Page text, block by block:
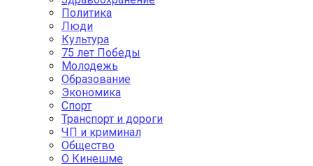
Политика
Люди
Культура
75 лет Победы
Молодежь
Образование
Экономика
Спорт
Транспорт и дороги
ЧП и криминал
Общество
О Кинешме